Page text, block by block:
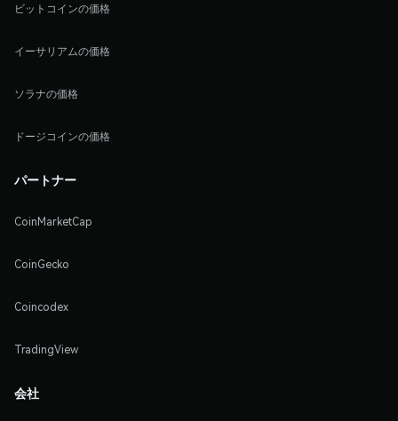
ビットコインの価格
イーサリアムの価格
ソラナの価格
ドージコインの価格
パートナー
CoinMarketCap
CoinGecko
Coincodex
TradingView
会社